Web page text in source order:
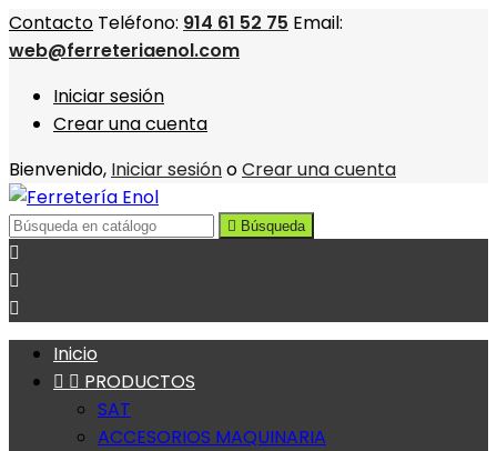
Contacto Teléfono: 914 61 52 75 Email:
web@ferreteriaenol.com
Iniciar sesión
Crear una cuenta
Bienvenido, Iniciar sesiónoCrear una cuenta
 Búsqueda



Inicio
  PRODUCTOS
SAT
ACCESORIOS MAQUINARIA